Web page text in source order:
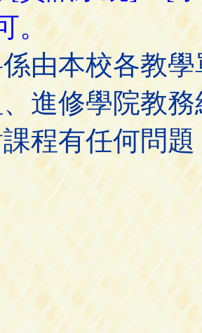
。
由本校各教
進修學院教
程有任何問